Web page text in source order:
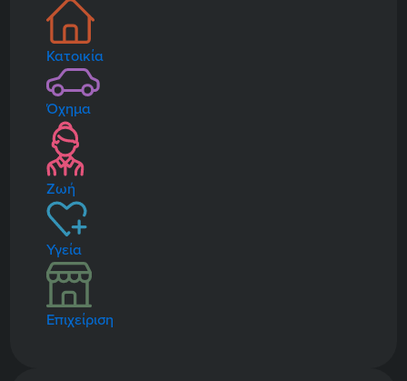
Κατοικία
Όχημα
Ζωή
Υγεία
Επιχείριση